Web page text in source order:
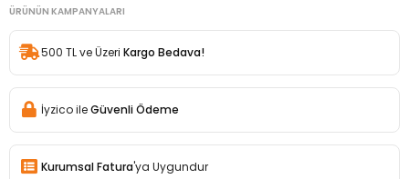
ÜRÜNÜN KAMPANYALARI
500 TL ve Üzeri Kargo Bedava!
İyzico ileGüvenli Ödeme
Kurumsal Fatura'ya Uygundur